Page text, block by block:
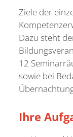
Ziele der
Dazu steht
12
sowie bei
Ihre